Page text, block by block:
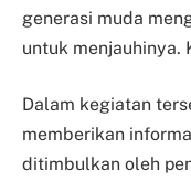
generasi muda
untuk menjauhinya.
Dalam kegiatan
memberikan
ditimbulkan oleh